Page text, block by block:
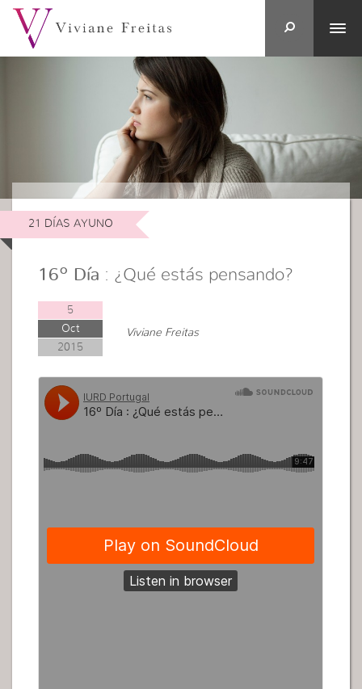
21 DÍAS AYUNO
16º Día : ¿Qué estás pensando?
5
Oct
2015
Viviane Freitas